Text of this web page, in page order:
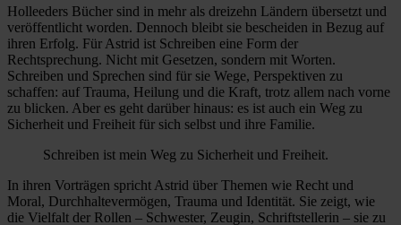
Holleeders Bücher sind in mehr als dreizehn Ländern übersetzt und
veröffentlicht worden. Dennoch bleibt sie bescheiden in Bezug auf
ihren Erfolg. Für Astrid ist Schreiben eine Form der
Rechtsprechung. Nicht mit Gesetzen, sondern mit Worten.
Schreiben und Sprechen sind für sie Wege, Perspektiven zu
schaffen: auf Trauma, Heilung und die Kraft, trotz allem nach vorne
zu blicken. Aber es geht darüber hinaus: es ist auch ein Weg zu
Sicherheit und Freiheit für sich selbst und ihre Familie.
Schreiben ist mein Weg zu Sicherheit und Freiheit.
In ihren Vorträgen spricht Astrid über Themen wie Recht und
Moral, Durchhaltevermögen, Trauma und Identität. Sie zeigt, wie
die Vielfalt der Rollen – Schwester, Zeugin, Schriftstellerin – sie zu